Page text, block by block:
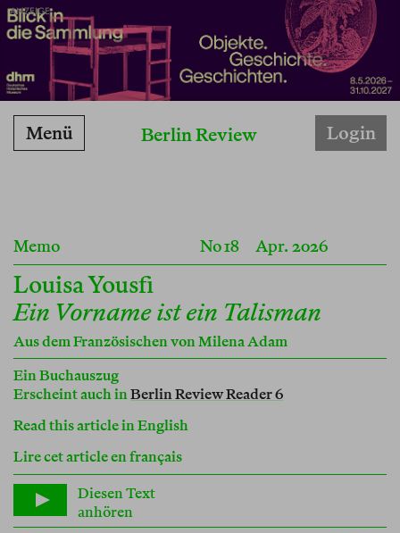
ANZEIGE
Berlin Review
Menü Login
Memo No 18 Apr. 2026
Louisa Yousfi
Ein Vorname ist ein Talisman
Aus dem Französischen vonMilena Adam
Ein Buchauszug
Erscheint auch inBerlin Review Reader 6
Read this article in English
Lire cet article en français
Diesen Text
anhören